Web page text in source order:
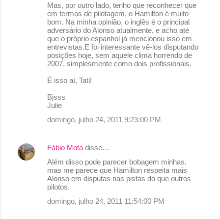
Mas, por outro lado, tenho que reconhecer que
em termos de pilotagem, o Hamilton é muito
bom. Na minha opinião, o inglês é o principal
adversário do Alonso atualmente, e acho até
que o próprio espanhol já mencionou isso em
entrevistas.E foi interessante vê-los disputando
posições hoje, sem aquele clima horrendo de
2007, simplesmente como dois profissionais.
É isso aí, Tati!
Bjsss
Julie
domingo, julho 24, 2011 9:23:00 PM
Fábio Mota disse…
Além disso pode parecer bobagem minhas,
mas me parece que Hamilton respeita mais
Alonso em disputas nas pistas do que outros
pilotos.
domingo, julho 24, 2011 11:54:00 PM